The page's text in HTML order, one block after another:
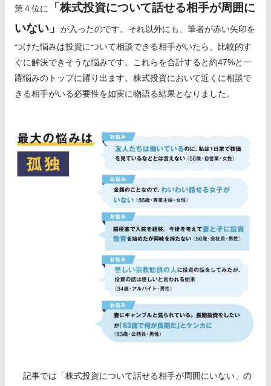
第４位に
「株式投資について話せる相手が周囲に
いない」
が入ったのです。それ以外にも、筆者が赤い矢印を
つけた悩みは投資について相談できる相手がいたら、比較的す
ぐに解決できそうな悩みです。これらを合計すると約47%と一
躍悩みのトップに躍り出ます。株式投資において近くに相談で
きる相手がいる必要性を如実に物語る結果となりました。
記事では「株式投資について話せる相手が周囲にいない」の